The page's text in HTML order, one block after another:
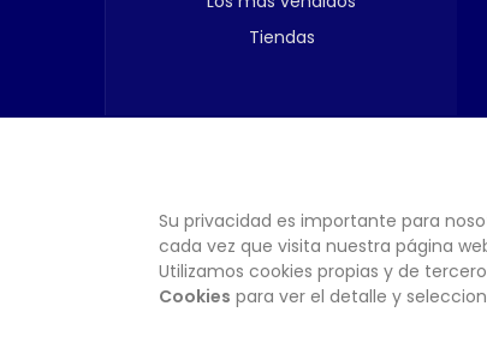
Tiendas
Su privacidad es importante para
cada vez que visita nuestra página
Utilizamos cookies propias y de
Cookies para ver el detalle y